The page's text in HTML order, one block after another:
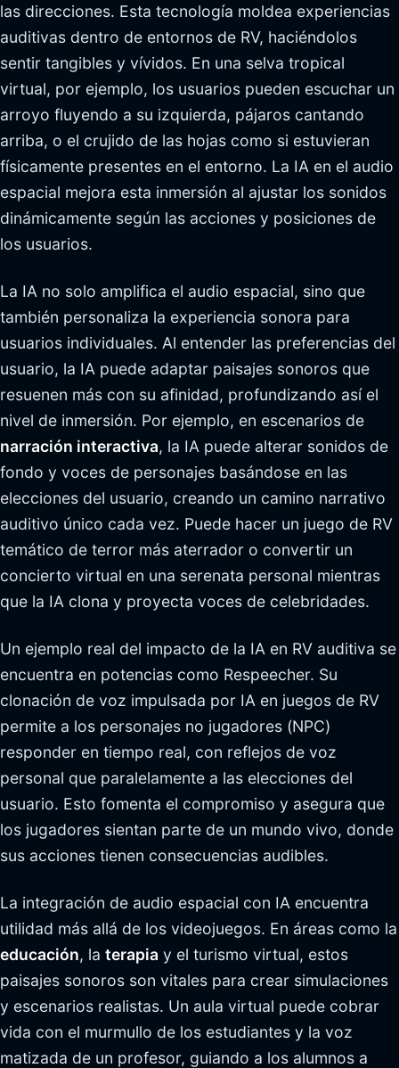
las direcciones. Esta tecnología moldea experiencias
auditivas dentro de entornos de RV, haciéndolos
sentir tangibles y vívidos. En una selva tropical
virtual, por ejemplo, los usuarios pueden escuchar un
arroyo fluyendo a su izquierda, pájaros cantando
arriba, o el crujido de las hojas como si estuvieran
físicamente presentes en el entorno. La IA en el audio
espacial mejora esta inmersión al ajustar los sonidos
dinámicamente según las acciones y posiciones de
los usuarios.
La IA no solo amplifica el audio espacial, sino que
también personaliza la experiencia sonora para
usuarios individuales. Al entender las preferencias del
usuario, la IA puede adaptar paisajes sonoros que
resuenen más con su afinidad, profundizando así el
nivel de inmersión. Por ejemplo, en escenarios de
narración interactiva, la IA puede alterar sonidos de
fondo y voces de personajes basándose en las
elecciones del usuario, creando un camino narrativo
auditivo único cada vez. Puede hacer un juego de RV
temático de terror más aterrador o convertir un
concierto virtual en una serenata personal mientras
que la IA clona y proyecta voces de celebridades.
Un ejemplo real del impacto de la IA en RV auditiva se
encuentra en potencias como Respeecher. Su
clonación de voz impulsada por IA en juegos de RV
permite a los personajes no jugadores (NPC)
responder en tiempo real, con reflejos de voz
personal que paralelamente a las elecciones del
usuario. Esto fomenta el compromiso y asegura que
los jugadores sientan parte de un mundo vivo, donde
sus acciones tienen consecuencias audibles.
La integración de audio espacial con IA encuentra
utilidad más allá de los videojuegos. En áreas como la
educación, la terapia y el turismo virtual, estos
paisajes sonoros son vitales para crear simulaciones
y escenarios realistas. Un aula virtual puede cobrar
vida con el murmullo de los estudiantes y la voz
matizada de un profesor, guiando a los alumnos a